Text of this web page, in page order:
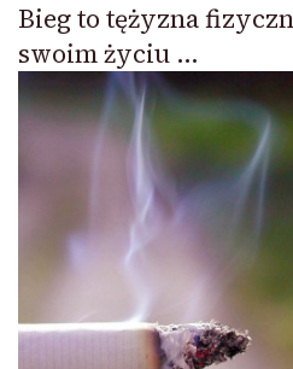
Bieg to tężyzna
swoim życiu …